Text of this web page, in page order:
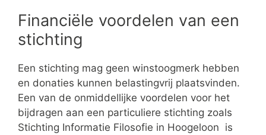
Financiële voordelen van een
stichting
Een stichting mag geen winstoogmerk hebben
en donaties kunnen belastingvrij plaatsvinden.
Een van de onmiddellijke voordelen voor het
bijdragen aan een particuliere stichting zoals
Stichting Informatie Filosofie in Hoogeloon is